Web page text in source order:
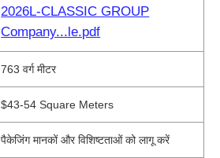
2026L-CLASSIC GROUP
Company...le.pdf
763 वर्ग मीटर
$43-54 Square Meters
पैकेजिंग मानकों और विशिष्टताओं को लागू करें